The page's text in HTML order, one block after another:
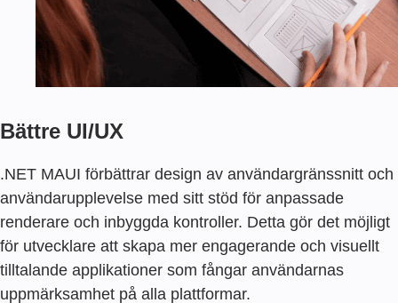
Bättre UI/UX
.NET MAUI förbättrar design av användargränssnitt och
användarupplevelse med sitt stöd för anpassade
renderare och inbyggda kontroller. Detta gör det möjligt
för utvecklare att skapa mer engagerande och visuellt
tilltalande applikationer som fångar användarnas
uppmärksamhet på alla plattformar.